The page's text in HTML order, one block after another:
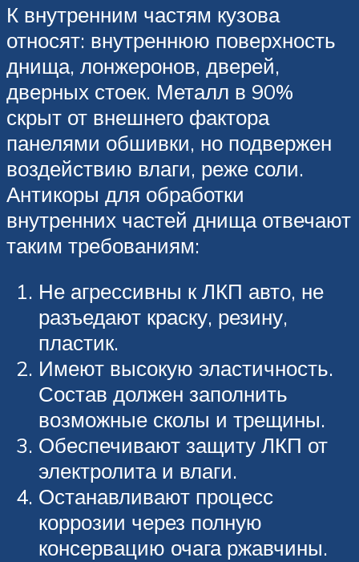
К внутренним частям кузова
относят: внутреннюю поверхность
днища, лонжеронов, дверей,
дверных стоек. Металл в 90%
скрыт от внешнего фактора
панелями обшивки, но подвержен
воздействию влаги, реже соли.
Антикоры для обработки
внутренних частей днища отвечают
таким требованиям:
Не агрессивны к ЛКП авто, не
разъедают краску, резину,
пластик.
Имеют высокую эластичность.
Состав должен заполнить
возможные сколы и трещины.
Обеспечивают защиту ЛКП от
электролита и влаги.
Останавливают процесс
коррозии через полную
консервацию очага ржавчины.